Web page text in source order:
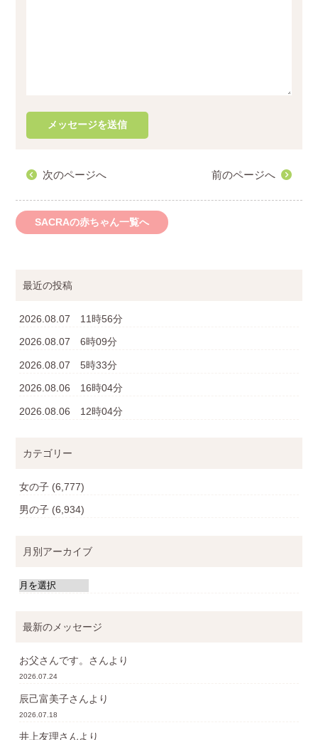
次のページへ 前のページへ
SACRAの赤ちゃん一覧へ
最近の投稿
2026.08.07 11時56分
2026.08.07 6時09分
2026.08.07 5時33分
2026.08.06 16時04分
2026.08.06 12時04分
カテゴリー
女の子 (6,777)
男の子 (6,934)
月別アーカイブ
最新のメッセージ
お父さんです。 さんより
2026.07.24
辰己富美子さんより
2026.07.18
井上友理さんより